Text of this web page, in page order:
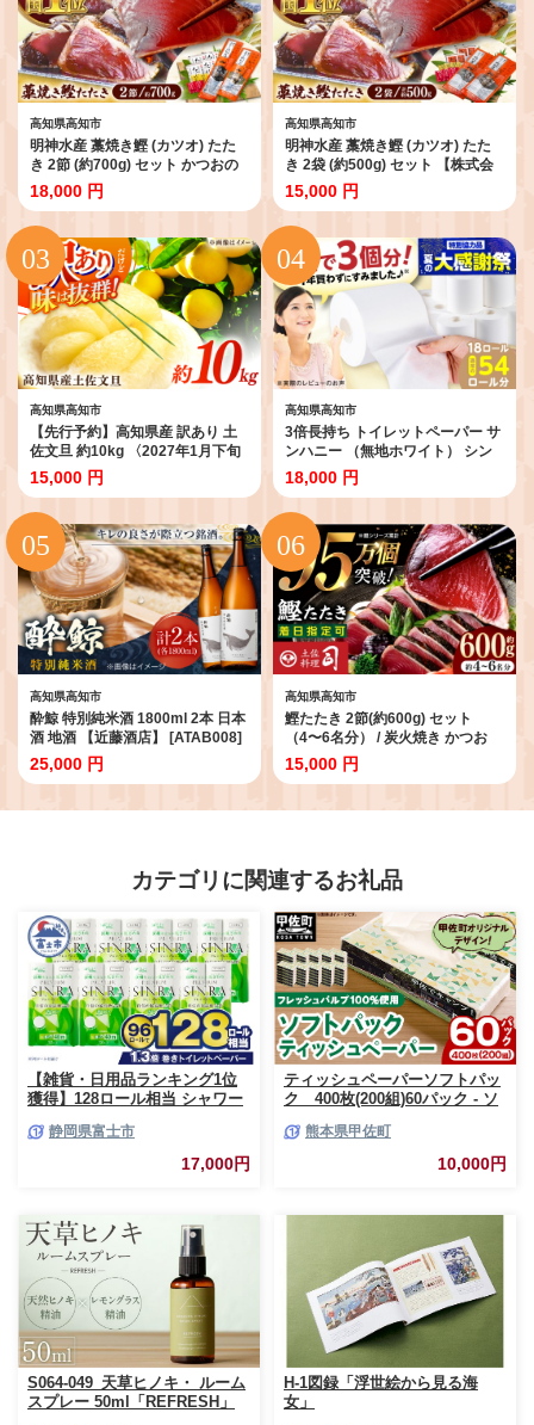
高知県高知市
明神水産 藁焼き鰹 (カツオ) たた
き 2節 (約700g) セット かつおの
たたき カツオのたたき 鰹のたた
き 鰹 おすすめ 藁焼き わら焼き わ
らやき 刺身 新鮮 一本釣り 高知 人
気 鮮度抜群 海鮮 【株式会社 四国
健商】 [ATAF029]
18,000 円
高知県高知市
明神水産 藁焼き鰹 (カツオ) たた
き 2袋 (約500g) セット 【株式会
社 四国健商】 [ATAF047] かつお
のたたき カツオのたたき 鰹のた
たき おすすめ 藁焼き わら焼き わ
らやき 高知
15,000 円
高知県高知市
【先行予約】高知県産 訳あり 土
佐文旦 約10kg 〈2027年1月下旬
頃から発送〉 / 傷 シミ 訳アリ 訳
あり わけあり 大容量 ぶんたん 文
旦 土佐文旦 10㎏ 果物 柑橘 フル
ーツ デザート 期間限定 数量限定
季節限定 高知県 高知市 高知 【株
式会社 四国健商】 [ATAF038]
15,000 円
高知県高知市
3倍長持ち トイレットペーパー サ
ンハニー （無地ホワイト） シン
グル 18ロール / トイレットペーパ
ーシングル 日用品 国産 備蓄 防災
といれっとぺーぱー 【機能素材株
式会社】[ATAA004]
18,000 円
高知県高知市
酔鯨 特別純米酒 1800ml 2本 日本
酒 地酒 【近藤酒店】 [ATAB008]
お酒 酒 おすすめ 高知 日本酒 高知
市 こうち 人気 スピード発送 配送
25,000 円
高知県高知市
鰹たたき 2節(約600g) セット
（4〜6名分） / 炭火焼き かつお
鰹 カツオ かつおのたたき カツオ
たたき 人気 ★4.81 おすすめ 特産
高知市 【株式会社土佐料理司】
15,000 円
カテゴリに関連するお礼品
【雑貨・日用品ランキング1位
獲得】128ロール相当 シャワー
ー ダブル プレミアムシンラ 96
ロール (12R×8パック) 配達時間
指定可能 1.3倍巻き トイレット
ーパー 人気 おすすめ [sf001-
012]
静岡県富士市
17,000円
ティッシュペーパーソフトパッ
ク 400枚(200組)60パック - ソ
ー 生活用品 雑貨 日用品 必需品
紙 常備品 まとめ買い 備蓄 防災
ストック 熊本県 甲佐町【ZC】
熊本県甲佐町
10,000円
S064-049_天草ヒノキ・ ルーム
スプレー 50ml「REFRESH」
H-1図録「浮世絵から見る海
女」